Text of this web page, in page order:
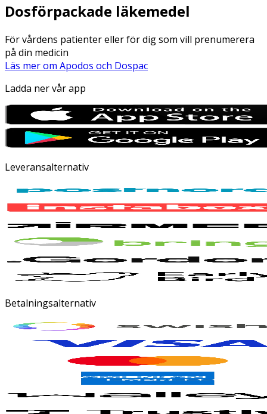
Dosförpackade läkemedel
För vårdens patienter eller för dig som vill prenumerera
på din medicin
Läs mer om Apodos och Dospac
Ladda ner vår app
Leveransalternativ
Betalningsalternativ